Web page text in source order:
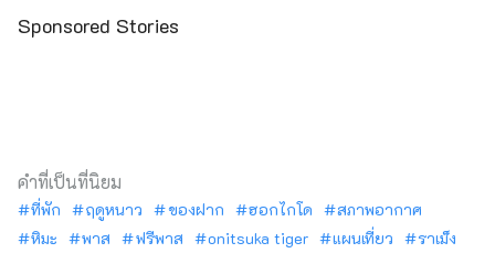
Sponsored Stories
คำที่เป็นที่นิยม
ที่พัก ฤดูหนาว ของฝาก ฮอกไกโด
สภาพอากาศ
หิมะ
พาส ฟรีพาส onitsuka tiger แผนเที่ยว
ราเม็ง